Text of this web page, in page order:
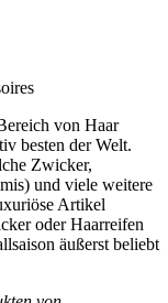
von Haar
besten der Welt.
Zwicker,
und viele weitere
Artikel
oder Haarreifen
äußerst beliebt